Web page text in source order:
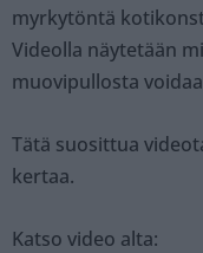
myrkytöntä
Videolla näytetään
muovipullosta
Tätä suosittua
kertaa.
Katso video alta: